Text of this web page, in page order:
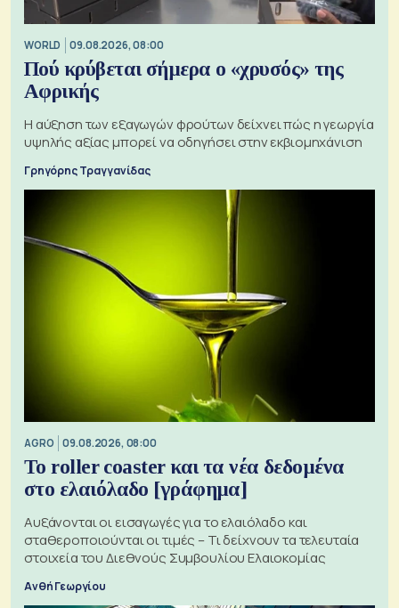
WORLD 09.08.2026, 08:00
Πού κρύβεται σήμερα ο «χρυσός» της
Αφρικής
Η αύξηση των εξαγωγών φρούτων δείχνει πώς η γεωργία
υψηλής αξίας μπορεί να οδηγήσει στην εκβιομηχάνιση
Γρηγόρης Τραγγανίδας
AGRO 09.08.2026, 08:00
Το roller coaster και τα νέα δεδομένα
στο ελαιόλαδο [γράφημα]
Αυξάνονται οι εισαγωγές για το ελαιόλαδο και
σταθεροποιούνται οι τιμές – Τι δείχνουν τα τελευταία
στοιχεία του Διεθνούς Συμβουλίου Ελαιοκομίας
Ανθή Γεωργίου